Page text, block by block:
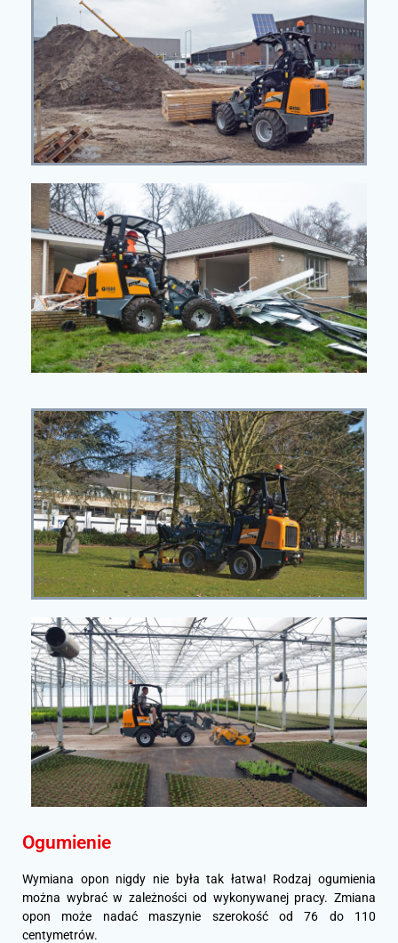
Ogumienie
Wymiana opon nigdy nie była tak łatwa! Rodzaj ogumienia
można wybrać w zależności od wykonywanej pracy. Zmiana
opon może nadać maszynie szerokość od 76 do 110
centymetrów.